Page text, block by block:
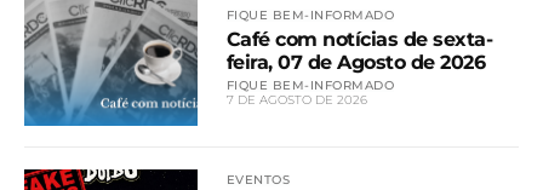
FIQUE BEM-INFORMADO
Café com notícias de sexta-
feira, 07 de Agosto de 2026
FIQUE BEM-INFORMADO
7 DE AGOSTO DE 2026
EVENTOS